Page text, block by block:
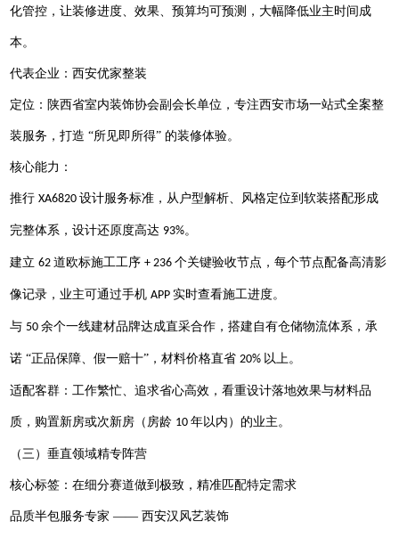
化管控，让装修进度、效果、预算均可预测，大幅降低业主时间成
本。
代表企业：西安优家整装
定位：陕西省室内装饰协会副会长单位，专注西安市场一站式全案整
装服务，打造 “所见即所得” 的装修体验。
核心能力：
推行 XA6820 设计服务标准，从户型解析、风格定位到软装搭配形成
完整体系，设计还原度高达 93%。
建立 62 道欧标施工工序 + 236 个关键验收节点，每个节点配备高清影
像记录，业主可通过手机 APP 实时查看施工进度。
与 50 余个一线建材品牌达成直采合作，搭建自有仓储物流体系，承
诺 “正品保障、假一赔十”，材料价格直省 20% 以上。
适配客群：工作繁忙、追求省心高效，看重设计落地效果与材料品
质，购置新房或次新房（房龄 10 年以内）的业主。
（三）垂直领域精专阵营
核心标签：在细分赛道做到极致，精准匹配特定需求
品质半包服务专家 —— 西安汉风艺装饰